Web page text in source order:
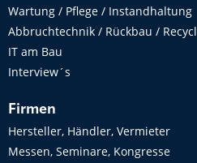
Wartung / Pflege / Instandhaltung
Abbruchtechnik / Rückbau /
IT am Bau
Interview´s
Firmen
Hersteller, Händler, Vermieter
Messen, Seminare, Kongresse